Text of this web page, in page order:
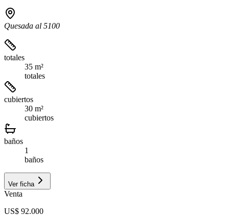
Quesada al 5100
totales
35 m²
totales
cubiertos
30 m²
cubiertos
baños
1
baños
Ver ficha
Venta
US$ 92.000